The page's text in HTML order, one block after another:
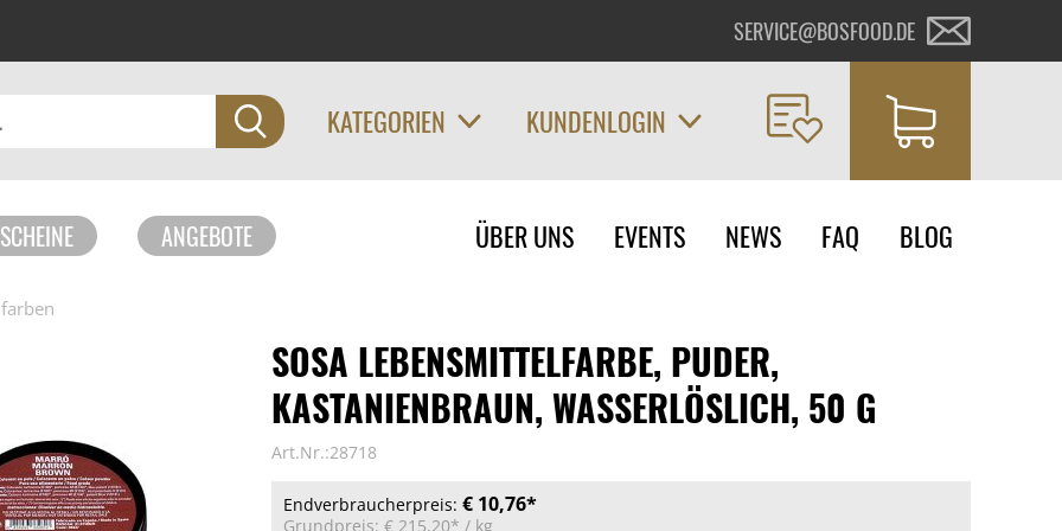
SERVICE@BOSFOOD.DE
KATEGORIEN KUNDENLOGIN
ANGEBOTE
Navigation
überspringen
ÜBER UNS EVENTS NEWS FAQ BLOG
SOSA LEBENSMITTELFARBE, PUDER,
KASTANIENBRAUN, WASSERLÖSLICH, 50 G
Art.Nr.:28718
Endverbraucherpreis: € 10,76*
Grundpreis: € 215,20* / kg